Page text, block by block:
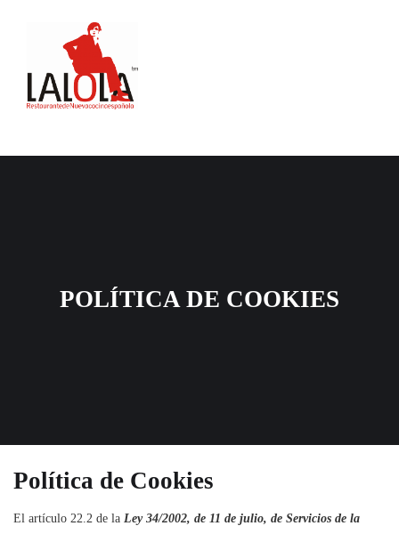
POLÍTICA DE COOKIES
Política de Cookies
El artículo 22.2 de la Ley 34/2002, de 11 de julio, de Servicios de la